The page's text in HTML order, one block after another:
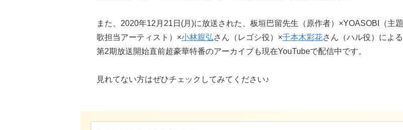
また、2020年12月21日(月)に放送された、板垣巴留先生（原作者）×YOASOBI（主題
歌担当アーティスト）×小林親弘さん（レゴシ役）×千本木彩花さん（ハル役）による
第2期放送開始直前超豪華特番のアーカイブも現在YouTubeで配信中です。
見れてない方はぜひチェックしてみてください♪